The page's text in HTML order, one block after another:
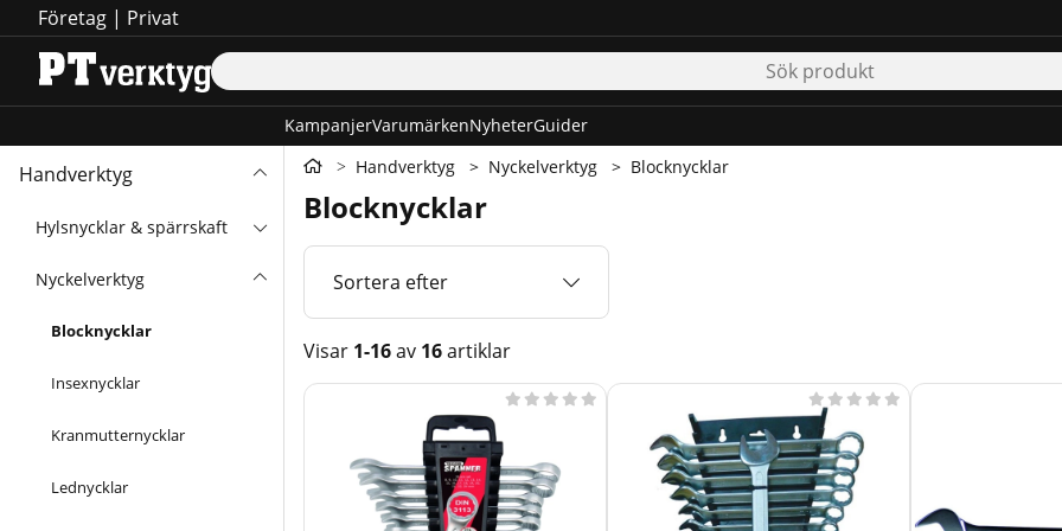
Företag | Privat
KampanjerVarumärkenNyheterGuider
Handverktyg
Hylsnycklar & spärrskaft
Nyckelverktyg
Blocknycklar
Insexnycklar
Kranmutternycklar
Lednycklar
Handverktyg Nyckelverktyg Blocknycklar
Blocknycklar
Sortera efter
Visar 1-16av 16artiklar
Produkter
         